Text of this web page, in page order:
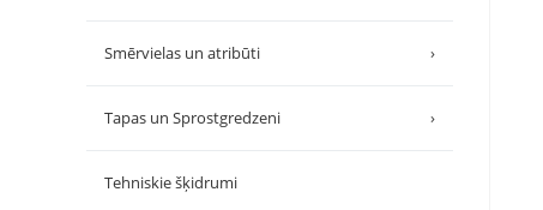
Smērvielas un atribūti ›
Tapas un Sprostgredzeni ›
Tehniskie šķidrumi